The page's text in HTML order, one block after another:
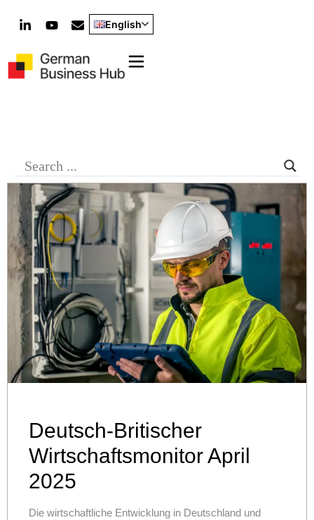
English
Deutsch-Britischer
Wirtschaftsmonitor April
2025
Die wirtschaftliche Entwicklung in Deutschland und